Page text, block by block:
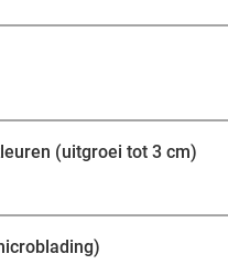
(uitgroei tot 3 cm)